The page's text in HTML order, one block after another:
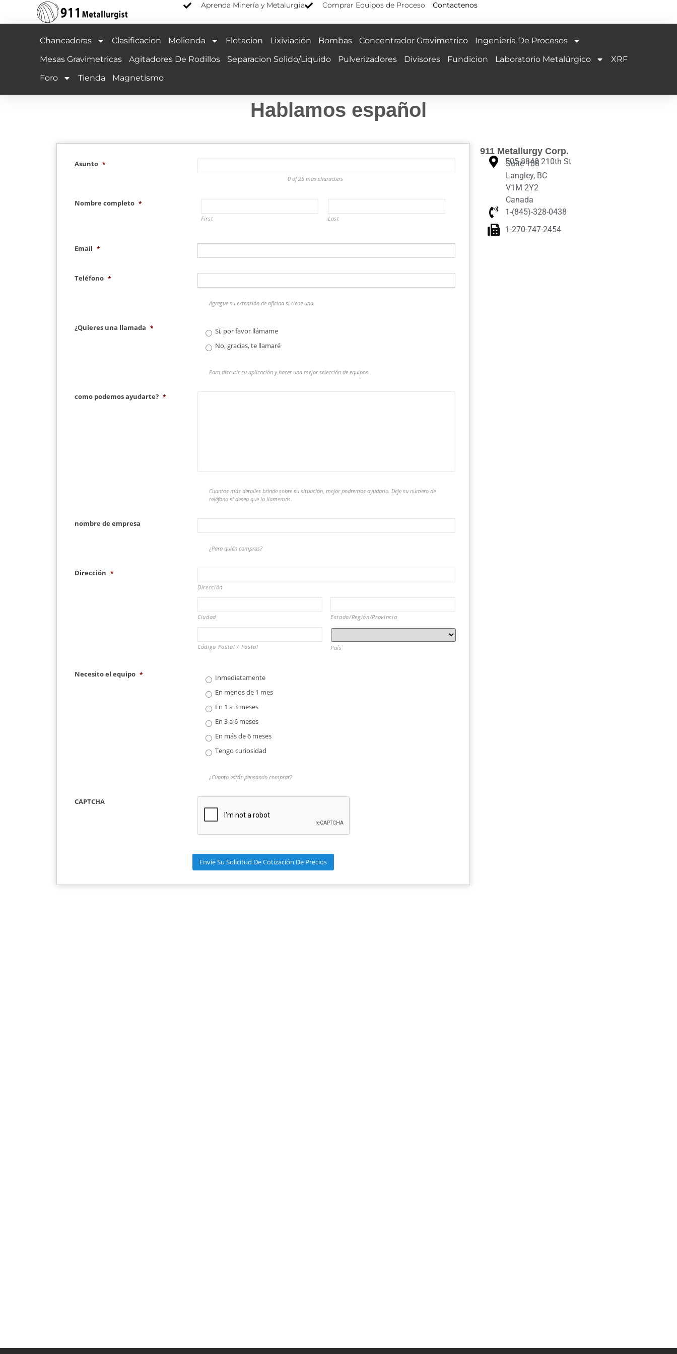
Aprenda Minería y Metalurgia Comprar Equipos de Proceso Contactenos
Chancadoras Clasificacion Molienda Flotacion Lixiviación Bombas Concentrador Gravimetrico
Ingeniería De Procesos
Mesas Gravimetricas
Agitadores De Rodillos Separacion Solido/Liquido Pulverizadores Divisores Fundicion Laboratorio Metalúrgico
XRF
Foro
Tienda Magnetismo
Hablamos español
Asunto *
0 of 25 max characters
Nombre completo *
First Last
Email *
Teléfono *
Agregue su extensión de oficina si tiene una.
¿Quieres una llamada *
Sí, por favor llámame
No, gracias, te llamaré
Para discutir su aplicación y hacer una mejor selección de equipos.
como podemos ayudarte? *
Cuantos más detalles brinde sobre su situación, mejor podremos ayudarlo. Deje su número de
teléfono si desea que lo llamemos.
nombre de empresa
¿Para quién compras?
Dirección *
Dirección
Ciudad Estado/Región/Provincia
Código Postal / Postal País
Necesito el equipo *
Inmediatamente
En menos de 1 mes
En 1 a 3 meses
En 3 a 6 meses
En más de 6 meses
Tengo curiosidad
¿Cuanto estás pensando comprar?
CAPTCHA
911 Metallurgy Corp.
505-8840 210th St
Suite 108
Langley, BC
V1M 2Y2
Canada
1-(845)-328-0438‬
1-270-747-2454